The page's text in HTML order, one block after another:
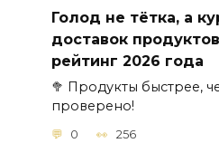
Голод не тётка, а
доставок
рейтинг 2026 года
🥦 Продукты быстрее,
проверено!
0 256